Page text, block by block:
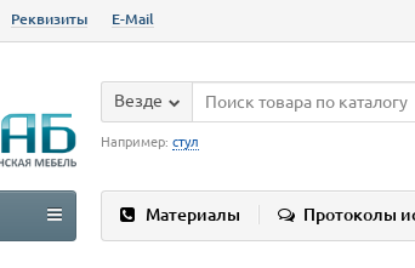
Реквизиты E-Mail
Везде
Например: стул
Материалы Протоколы